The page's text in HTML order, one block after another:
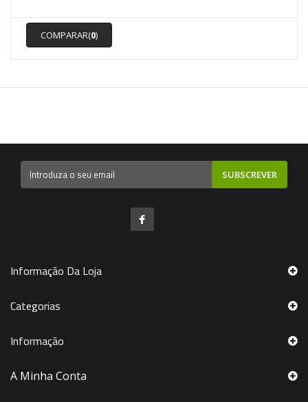
COMPARAR(0)
SUBSCREVER
Informação Da Loja
Categorias
Informação
A Minha Conta